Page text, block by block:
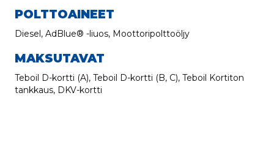
POLTTOAINEET
Diesel, AdBlue® -liuos, Moottoripolttoöljy
MAKSUTAVAT
Teboil D-kortti (A), Teboil D-kortti (B, C), Teboil Kortiton
tankkaus, DKV-kortti